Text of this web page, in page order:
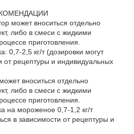
может вноситься отдельно
либо в смеси с жидкими
приготовления.
0,7-2,5 кг/т (дозировки могут
от рецептуры и индивидуальных
вноситься отдельно
либо в смеси с жидкими
приготовления.
на мороженое 0,7-1,2 кг/т
в зависимости от рецептуры и